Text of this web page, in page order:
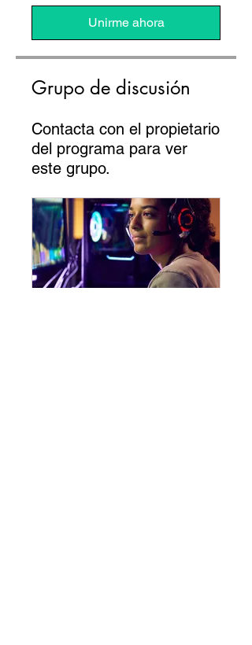
Unirme ahora
Grupo de discusión
Contacta con el propietario
del programa para ver
este grupo.